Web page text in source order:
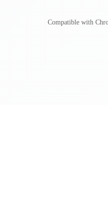
Compatible with